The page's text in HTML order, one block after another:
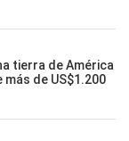
tierra de América
más de US$1.200